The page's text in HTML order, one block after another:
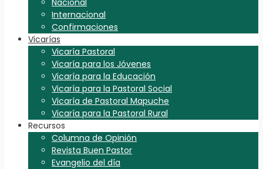
Internacional
Confirmaciones
Vicarías
Vicaría Pastoral
Vicaría para los Jóvenes
Vicaría para la Educación
Vicaría para la Pastoral Social
Vicaría de Pastoral Mapuche
Vicaría para la Pastoral Rural
Recursos
Columna de Opinión
Revista Buen Pastor
Evangelio del día